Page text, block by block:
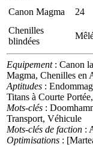
Canon Magma
24
Chenilles
blindées
Equipement: Canon
Magma, Chenilles en
Aptitudes :
Titans à Courte
Mots-clés :
Transport, Véhicule
Mots-clés de faction :
Optimisations :